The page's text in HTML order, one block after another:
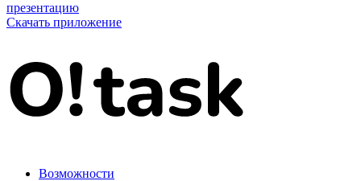
презентацию
Скачать приложение
Возможности